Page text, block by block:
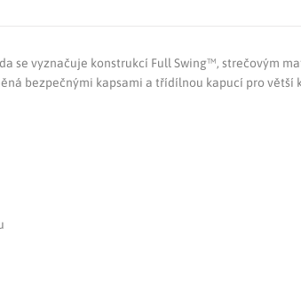
se vyznačuje konstrukcí Full Swing™, strečovým
bezpečnými kapsami a třídílnou kapucí pro větší